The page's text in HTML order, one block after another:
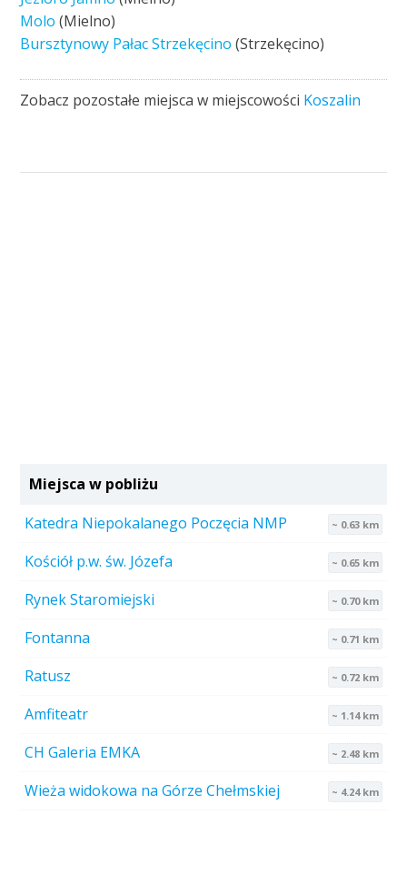
Molo (Mielno)
Bursztynowy Pałac Strzekęcino (Strzekęcino)
Zobacz pozostałe miejsca w miejscowości Koszalin
Miejsca w pobliżu
Katedra Niepokalanego Poczęcia NMP
~ 0.63 km
Kościół p.w. św. Józefa ~ 0.65 km
Rynek Staromiejski ~ 0.70 km
Fontanna ~ 0.71 km
Ratusz ~ 0.72 km
Amfiteatr ~ 1.14 km
CH Galeria EMKA ~ 2.48 km
Wieża widokowa na Górze Chełmskiej ~ 4.24 km